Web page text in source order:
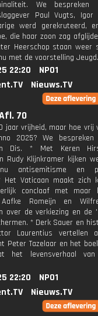
We
Paul Vugts, Igor
werd gerekruteerd,
die haar zoon zag
Heerschop staan weer
met de voorstelling Jeugd.
22:20
NPO1
Nieuws.TV
70
jaar vrijheid, maar hoe vrij
2025? We
Dis. * Met Keren
Rudy Klijnkramer kijken
antisemitisme en
Het Vaticaan maakt zich
conclaaf met maar
Aafke Romeijn en
over de verkiezing en de
* Derk Sauer en
Laurentius vertellen
Peter Tazelaar en het
het levensverhaal van
22:20
NPO1
Nieuws.TV